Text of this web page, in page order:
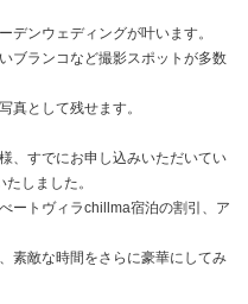
デンウェディングが叶います。
ブランコなど撮影スポットが多数
真として残せます。
、すでにお申し込みいただいてい
しました。
ートヴィラchillma宿泊の割引、ア
素敵な時間をさらに豪華にしてみ